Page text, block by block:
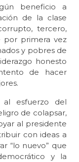
beneficio a
de la clase
tercero,
por primera vez
y pobres de
honesto
de hacer
esfuerzo del
de colapsar,
al presidente
con ideas a
“lo nuevo” que
y la